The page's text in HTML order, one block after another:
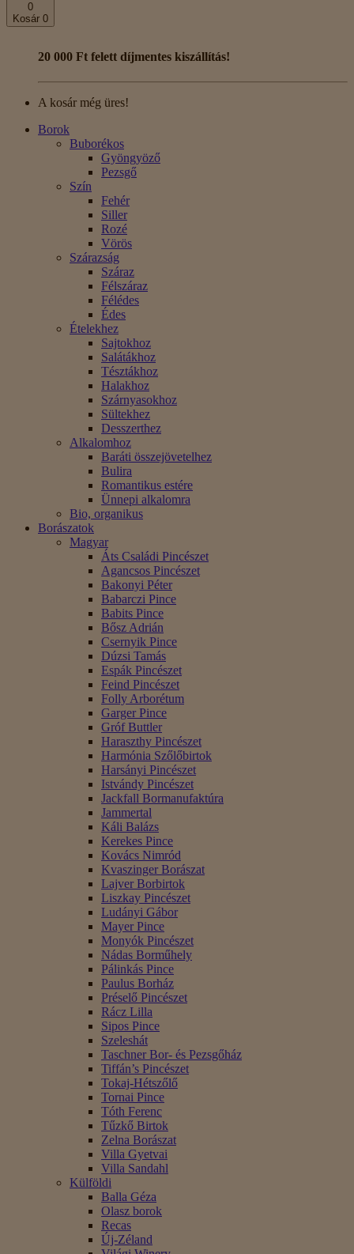
0
Kosár 0
20 000 Ft felett díjmentes kiszállítás!
A kosár még üres!
Borok
Buborékos
Gyöngyöző
Pezsgő
Szín
Fehér
Siller
Rozé
Vörös
Szárazság
Száraz
Félszáraz
Félédes
Édes
Ételekhez
Sajtokhoz
Salátákhoz
Tésztákhoz
Halakhoz
Szárnyasokhoz
Sültekhez
Desszerthez
Alkalomhoz
Baráti összejövetelhez
Bulira
Romantikus estére
Ünnepi alkalomra
Bio, organikus
Borászatok
Magyar
Áts Családi Pincészet
Agancsos Pincészet
Bakonyi Péter
Babarczi Pince
Babits Pince
Bősz Adrián
Csernyik Pince
Dúzsi Tamás
Espák Pincészet
Feind Pincészet
Folly Arborétum
Garger Pince
Gróf Buttler
Haraszthy Pincészet
Harmónia Szőlőbirtok
Harsányi Pincészet
Istvándy Pincészet
Jackfall Bormanufaktúra
Jammertal
Káli Balázs
Kerekes Pince
Kovács Nimród
Kvaszinger Borászat
Lajver Borbirtok
Liszkay Pincészet
Ludányi Gábor
Mayer Pince
Monyók Pincészet
Nádas Borműhely
Pálinkás Pince
Paulus Borház
Préselő Pincészet
Rácz Lilla
Sipos Pince
Szeleshát
Taschner Bor- és Pezsgőház
Tiffán’s Pincészet
Tokaj-Hétszőlő
Tornai Pince
Tóth Ferenc
Tűzkő Birtok
Zelna Borászat
Villa Gyetvai
Villa Sandahl
Külföldi
Balla Géza
Olasz borok
Recas
Új-Zéland